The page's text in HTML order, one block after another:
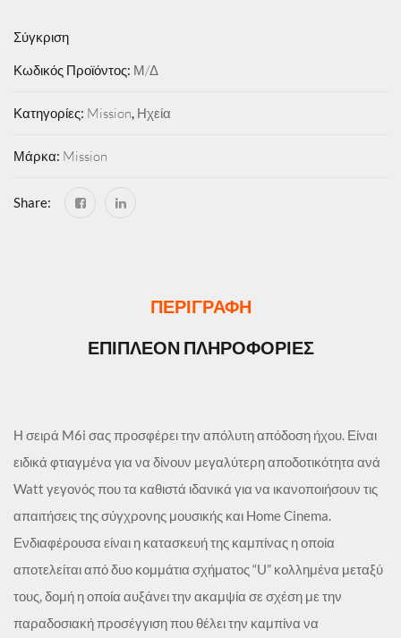
Σύγκριση
Κωδικός Προϊόντος: Μ/Δ
Κατηγορίες: Mission, Ηχεία
Μάρκα: Mission
Share:
ΠΕΡΙΓΡΑΦΉ
ΕΠΙΠΛΈΟΝ ΠΛΗΡΟΦΟΡΊΕΣ
Η σειρά M6i σας προσφέρει την απόλυτη απόδοση ήχου. Είναι
ειδικά φτιαγμένα για να δίνουν μεγαλύτερη αποδοτικότητα ανά
Watt γεγονός που τα καθιστά ιδανικά για να ικανοποιήσουν τις
απαιτήσεις της σύγχρονης μουσικής και Home Cinema.
Ενδιαφέρουσα είναι η κατασκευή της καμπίνας η οποία
αποτελείται από δυο κομμάτια σχήματος “U” κολλημένα μεταξύ
τους, δομή η οποία αυξάνει την ακαμψία σε σχέση με την
παραδοσιακή προσέγγιση που θέλει την καμπίνα να